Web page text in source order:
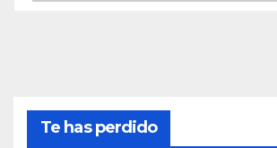
Te has perdido